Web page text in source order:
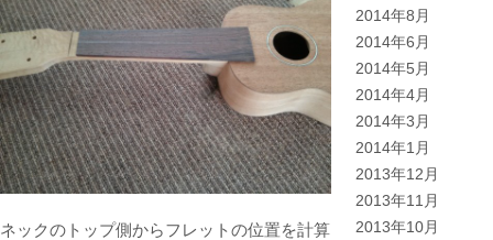
ネックのトップ側からフレットの位置を計算
2014年8月
2014年6月
2014年5月
2014年4月
2014年3月
2014年1月
2013年12月
2013年11月
2013年10月